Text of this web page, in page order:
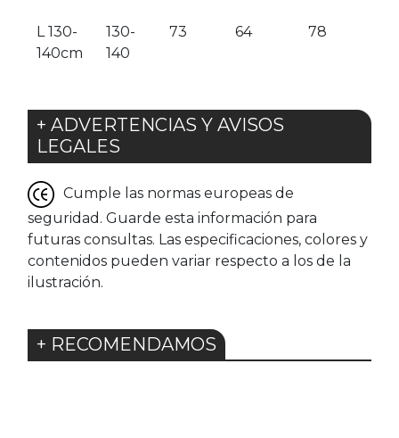
L 130-
140cm
130-
140
73 64 78
+ ADVERTENCIAS Y AVISOS
LEGALES
Cumple las normas europeas de
seguridad. Guarde esta información para
futuras consultas. Las especificaciones, colores y
contenidos pueden variar respecto a los de la
ilustración.
+ RECOMENDAMOS